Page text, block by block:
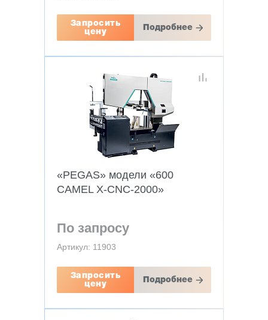
Запросить
цену
Подробнее
«PEGAS» модели «600
CAMEL X-CNC-2000»
По запросу
Артикул: 11903
Запросить
цену
Подробнее